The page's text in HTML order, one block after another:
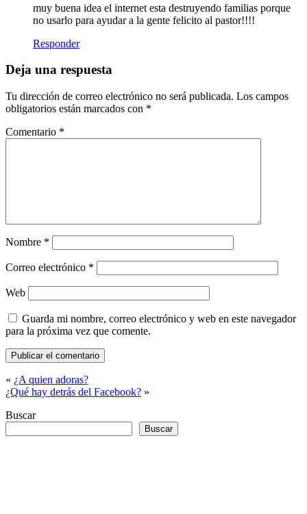
muy buena idea el internet esta destruyendo familias porque
no usarlo para ayudar a la gente felicito al pastor!!!!
Responder
Deja una respuesta
Tu dirección de correo electrónico no será publicada. Los campos
obligatorios están marcados con *
Comentario *
Nombre *
Correo electrónico *
Web
Guarda mi nombre, correo electrónico y web en este navegador
para la próxima vez que comente.
« ¿A quien adoras?
¿Qué hay detrás del Facebook? »
Buscar
Buscar